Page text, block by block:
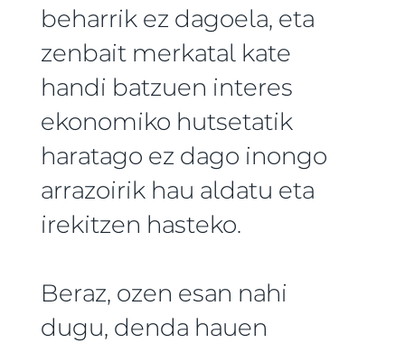
beharrik ez dagoela, eta
zenbait merkatal kate
handi batzuen interes
ekonomiko hutsetatik
haratago ez dago inongo
arrazoirik hau aldatu eta
irekitzen hasteko.
Beraz, ozen esan nahi
dugu, denda hauen